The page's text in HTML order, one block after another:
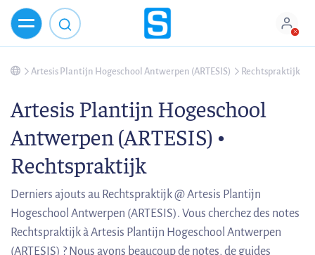
Artesis Plantijn Hogeschool Antwerpen (ARTESIS) Rechtspraktijk
Artesis Plantijn Hogeschool
Antwerpen (ARTESIS) •
Rechtspraktijk
Derniers ajouts au Rechtspraktijk @ Artesis Plantijn
Hogeschool Antwerpen (ARTESIS). Vous cherchez des notes
Rechtspraktijk à Artesis Plantijn Hogeschool Antwerpen
(ARTESIS) ? Nous avons beaucoup de notes, de guides